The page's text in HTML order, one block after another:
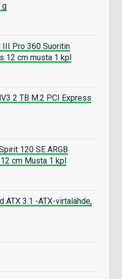
g
III Pro 360 Suoritin
12 cm musta 1 kpl
2 TB M.2 PCI Express
120 SE ARGB
cm Musta 1 kpl
ATX 3.1 -ATX-virtalähde,